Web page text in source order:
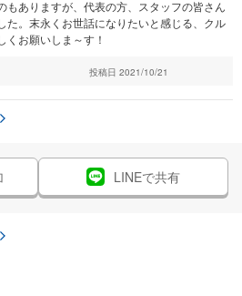
もありますが、代表の方、スタッフの皆さん
た。末永くお世話になりたいと感じる、クル
くお願いしま～す！
投稿日 2021/10/21
LINEで共有